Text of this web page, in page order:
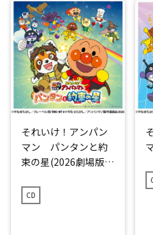
それいけ！アンパン
マン パンタンと約
束の星(2026劇場版ベ
CD